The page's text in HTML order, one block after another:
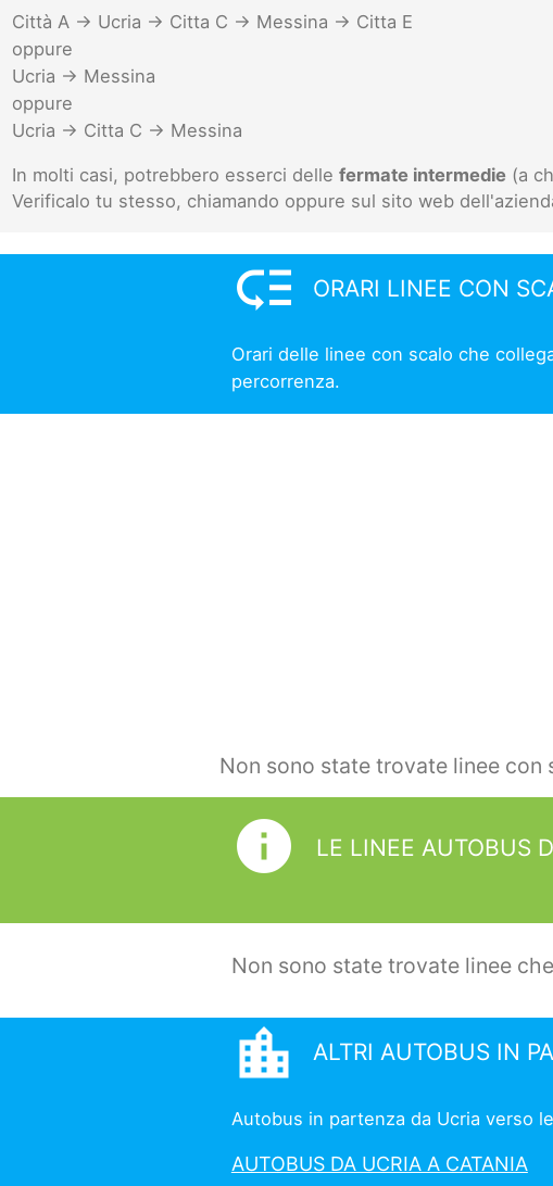
Città A -> Ucria -> Citta C -> Messina -> Citta E
oppure
Ucria -> Messina
oppure
Ucria -> Citta C -> Messina
In molti casi, potrebbero esserci dellefermate intermedie (a
Verificalo tu stesso, chiamando oppure sul sito web
low_priority ORARI LINEE CON
Orari delle linee con scalo che
percorrenza.
Non sono state trovate linee con
info LE LINEE AUTOBUS
Non sono state trovate linee
location_city ALTRI AUTOBUS IN
Autobus in partenza da Ucria verso
AUTOBUS DA UCRIA A CATANIA